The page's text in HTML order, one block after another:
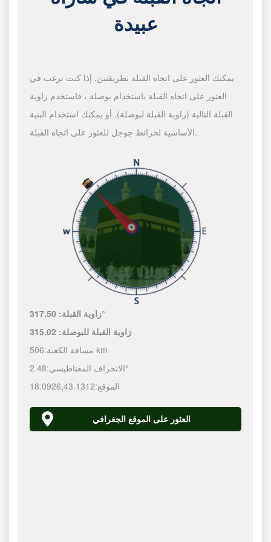
عبيدة
يمكنك العثور على اتجاه القبلة بطريقتين. إذا كنت ترغب في
العثور على اتجاه القبلة باستخدام بوصلة ، فاستخدم زاوية
القبلة التالية (زاوية القبلة لبوصلة). أو يمكنك استخدام البنية
الأساسية لخرائط جوجل للعثور على اتجاه القبلة.
زاوية القبلة:317.50°
زاوية القبلة للبوصلة: 315.02
مسافة الكعبة: 506 km
الانحراف المغناطيسي:2.48°
الموقع:
18.0926,43.1312
العثور على الموقع الجغرافي